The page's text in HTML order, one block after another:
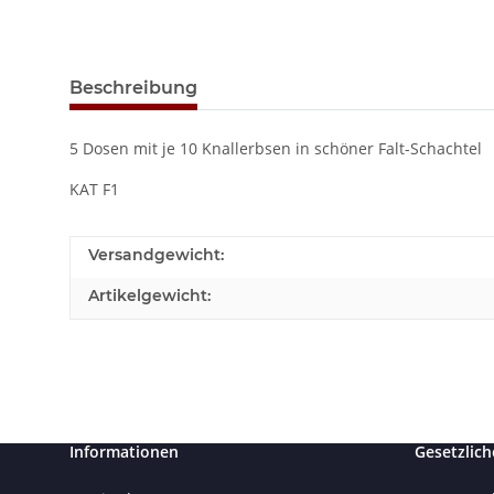
Beschreibung
5 Dosen mit je 10 Knallerbsen in schöner Falt-Schachtel
KAT F1
Versandgewicht:
Artikelgewicht:
Informationen